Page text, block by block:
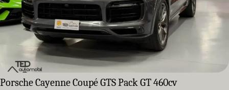
Porsche Cayenne Coupé GTS Pack GT 460cv